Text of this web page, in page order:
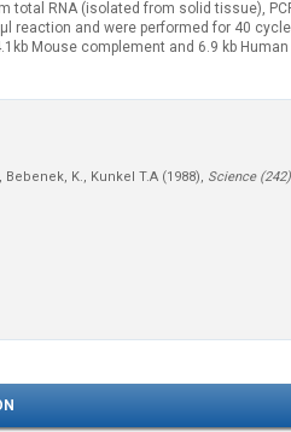
total RNA (isolated from solid tissue),
reaction and were performed for 40
Mouse complement and 6.9 kb Human
Bebenek, K., Kunkel T.A (1988), Science (242)